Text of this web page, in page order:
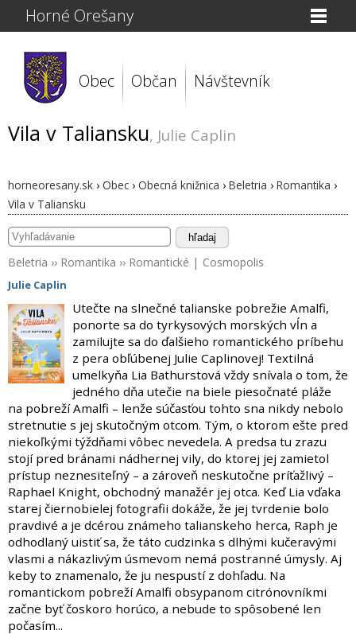
Horné Orešany
Obec Občan Návštevník
Vila v Taliansku, Julie Caplin
horneoresany.sk › Obec › Obecná knižnica › Beletria › Romantika ›
Vila v Taliansku
hľadaj
Beletria ›› Romantika ›› Romantické | Cosmopolis
Julie Caplin
Utečte na slnečné talianske pobrežie Amalfi,
ponorte sa do tyrkysových morských vĺn a
zamilujte sa do ďalšieho romantického príbehu
z pera obľúbenej Julie Caplinovej! Textilná
umelkyňa Lia Bathurstová vždy snívala o tom, že
jedného dňa utečie na biele piesočnaté pláže
na pobreží Amalfi – lenže súčasťou tohto sna nikdy nebolo
stretnutie s jej skutočným otcom. Tým, o ktorom ešte pred
niekoľkými týždňami vôbec nevedela. A predsa tu zrazu
stojí pred bránami nádhernej vily, do ktorej jej zamietol
prístup neznesiteľný – a zároveň neskutočne príťažlivý –
Raphael Knight, obchodný manažér jej otca. Keď Lia vďaka
starej čiernobielej fotografii dokáže, že jej tvrdenie bolo
pravdivé a je dcérou známeho talianskeho herca, Raph je
odhodlaný uistiť sa, že táto cudzinka s dlhými kučeravými
vlasmi a nákazlivým úsmevom nemá postranné úmysly. Aj
keby to znamenalo, že ju nespustí z dohľadu. Na
romantickom pobreží Amalfi obsypanom citrónovníkmi
začne byť čoskoro horúco, a nebude to spôsobené len
počasím...